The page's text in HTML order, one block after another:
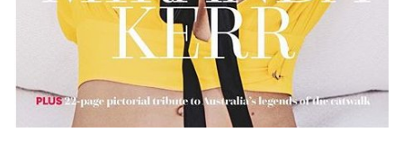
Фото: Instagram
Следите за нашими новостями в соцсетях:
в FacebookиВКонтакте